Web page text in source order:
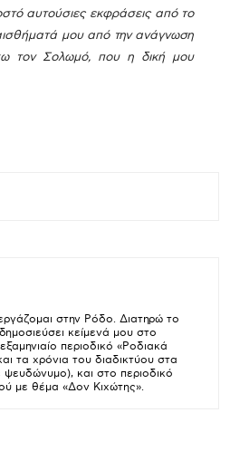
αυτούσιες εκφράσεις από το
μου από την ανάγνωση
τον Σολωμό, που η δική μου
στην Ρόδο. Διατηρώ το
κείμενά μου στο
περιοδικό «Ροδιακά
τα χρόνια του διαδικτύου στα
και στο περιοδικό
με θέμα «Δον Κιχώτης».